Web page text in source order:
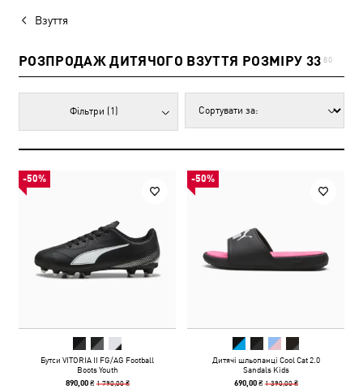
Взуття
РОЗПРОДАЖ ДИТЯЧОГО ВЗУТТЯ РОЗМІРУ 33 80
Фільтри (1)
-50%
Бутси VITORIA II FG/AG Football
Boots Youth
890,00 ₴ 1 790,00 ₴
-50%
Дитячі шльопанці Cool Cat 2.0
Sandals Kids
690,00 ₴ 1 390,00 ₴